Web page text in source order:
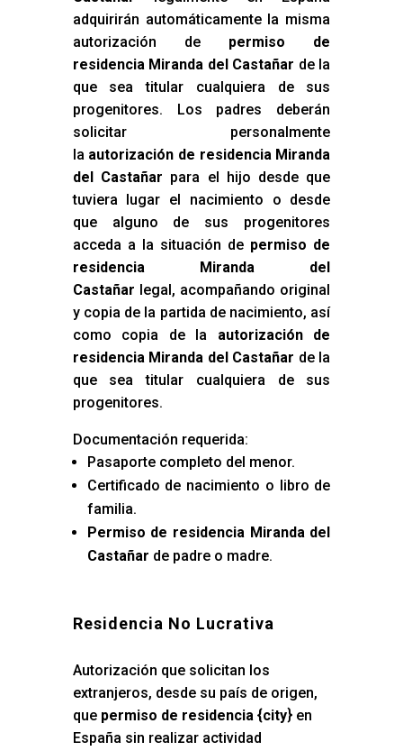
adquirirán automáticamente la misma
autorización de permiso de
residencia Miranda del Castañar de la
que sea titular cualquiera de sus
progenitores. Los padres deberán
solicitar personalmente
la autorización de residencia Miranda
del Castañar para el hijo desde que
tuviera lugar el nacimiento o desde
que alguno de sus progenitores
acceda a la situación de permiso de
residencia Miranda del
Castañar legal, acompañando original
y copia de la partida de nacimiento, así
como copia de la autorización de
residencia Miranda del Castañar de la
que sea titular cualquiera de sus
progenitores.
Documentación requerida:
Pasaporte completo del menor.
Certificado de nacimiento o libro de
familia.
Permiso de residencia Miranda del
Castañar de padre o madre.
Residencia No Lucrativa
Autorización que solicitan los
extranjeros, desde su país de origen,
que permiso de residencia {city} en
España sin realizar actividad